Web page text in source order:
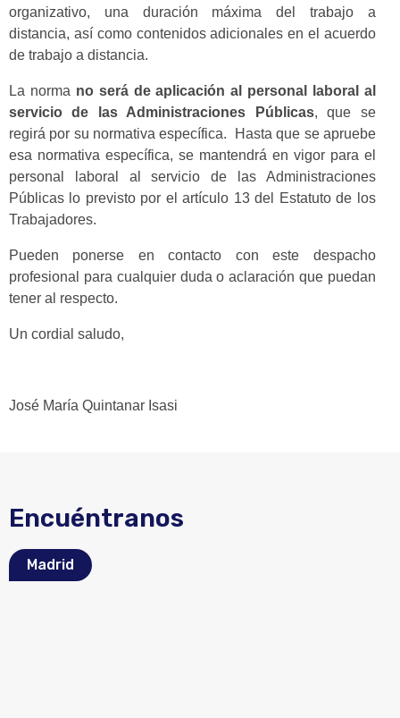
organizativo, una duración máxima del trabajo a
distancia, así como contenidos adicionales en el acuerdo
de trabajo a distancia.
La norma no será de aplicación al personal laboral al
servicio de las Administraciones Públicas, que se
regirá por su normativa específica. Hasta que se apruebe
esa normativa específica, se mantendrá en vigor para el
personal laboral al servicio de las Administraciones
Públicas lo previsto por el artículo 13 del Estatuto de los
Trabajadores.
Pueden ponerse en contacto con este despacho
profesional para cualquier duda o aclaración que puedan
tener al respecto.
Un cordial saludo,
José María Quintanar Isasi
Encuéntranos
Madrid